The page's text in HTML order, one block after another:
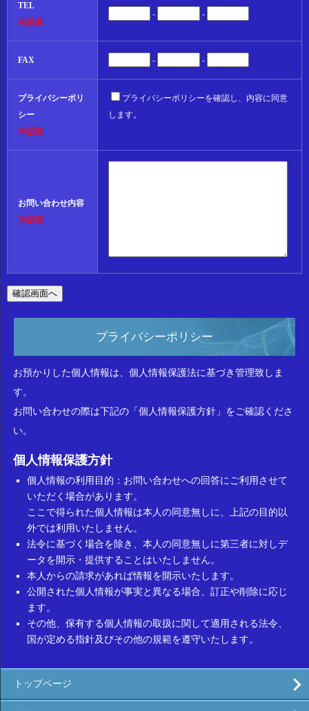
TEL
※必須
- -
FAX - -
プライバシーポリ
シー
※必須
プライバシーポリシーを確認し、内容に同意
します。
お問い合わせ内容
※必須
プライバシーポリシー
お預かりした個人情報は、個人情報保護法に基づき管理致しま
す。
お問い合わせの際は下記の「個人情報保護方針」をご確認くださ
い。
個人情報保護方針
個人情報の利用目的：お問い合わせへの回答にご利用させて
いただく場合があります。
ここで得られた個人情報は本人の同意無しに、上記の目的以
外では利用いたしません。
法令に基づく場合を除き、本人の同意無しに第三者に対しデ
ータを開示・提供することはいたしません。
本人からの請求があれば情報を開示いたします。
公開された個人情報が事実と異なる場合、訂正や削除に応じ
ます。
その他、保有する個人情報の取扱に関して適用される法令、
国が定める指針及びその他の規範を遵守いたします。
トップページ